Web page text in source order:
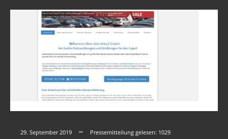
29. September 2019 Pressemitteilung gelesen: 1029